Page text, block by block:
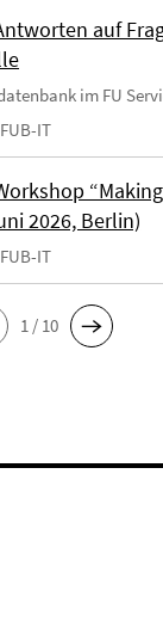
auf
im FU
FUB-IT
2026, Berlin)
FUB-IT
1 / 10